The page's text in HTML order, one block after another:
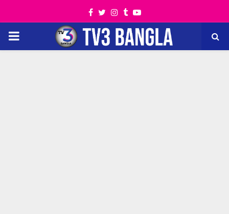
Facebook
TwitterInstagram
TumblrYoutube
PRIMARY